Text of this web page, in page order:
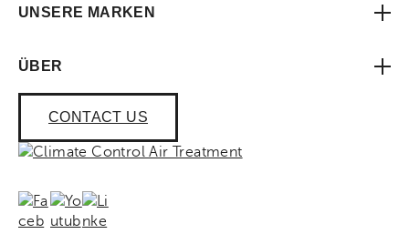
UNSERE MARKEN
ÜBER
CONTACT US